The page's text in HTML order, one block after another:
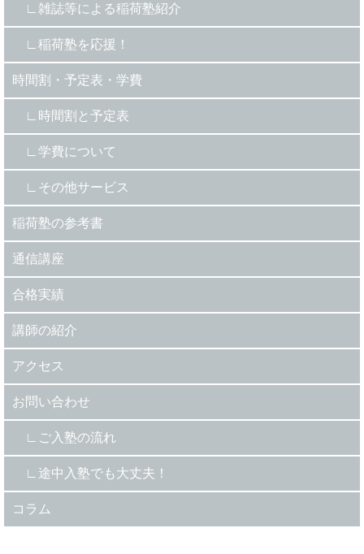
雑誌等による稲荷塾紹介
稲荷塾を応援！
時間割・予定表・学費
時間割と予定表
学費について
その他サービス
稲荷塾の参考書
通信講座
合格実績
講師の紹介
アクセス
お問い合わせ
ご入塾の流れ
途中入塾でも大丈夫！
コラム